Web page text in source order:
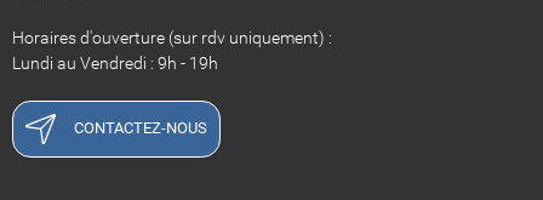
Horaires d'ouverture (sur rdv uniquement) :
Lundi au Vendredi : 9h - 19h
CONTACTEZ-NOUS